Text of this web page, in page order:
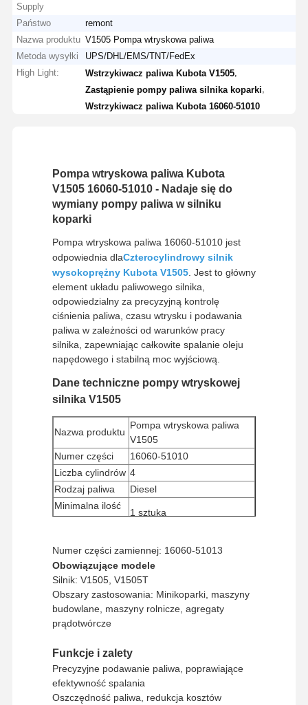
Supply
Państwo
remont
Nazwa produktu V1505 Pompa wtryskowa paliwa
Metoda wysyłki
UPS/DHL/EMS/TNT/FedEx
High Light:
Wstrzykiwacz paliwa Kubota V1505
Zastąpienie pompy paliwa silnika koparki
Wstrzykiwacz paliwa Kubota 16060-51010
Pompa wtryskowa paliwa Kubota
V1505 16060-51010 - Nadaje się do
wymiany pompy paliwa w silniku
koparki
Pompa wtryskowa paliwa 16060-51010 jest
odpowiednia dlaCzterocylindrowy silnik
wysokoprężny Kubota V1505. Jest to główny
element układu paliwowego silnika,
odpowiedzialny za precyzyjną kontrolę
ciśnienia paliwa, czasu wtrysku i podawania
paliwa w zależności od warunków pracy
silnika, zapewniając całkowite spalanie oleju
napędowego i stabilną moc wyjściową.
Dane techniczne pompy wtryskowej
silnika V1505
Nazwa produktu
Pompa wtryskowa paliwa
V1505
Numer części
16060-51010
Liczba cylindrów 4
Rodzaj paliwa
Diesel
Minimalna ilość
zamówienia
1 sztuka
płatności
Sposób wysyłki UPS/DHL/EMS/TNT/FedEx
Numer części zamiennej: 16060-51013
Obowiązujące modele
Silnik: V1505, V1505T
Obszary zastosowania: Minikoparki, maszyny
budowlane, maszyny rolnicze, agregaty
prądotwórcze
Funkcje i zalety
Precyzyjne podawanie paliwa, poprawiające
efektywność spalania
Oszczędność paliwa, redukcja kosztów